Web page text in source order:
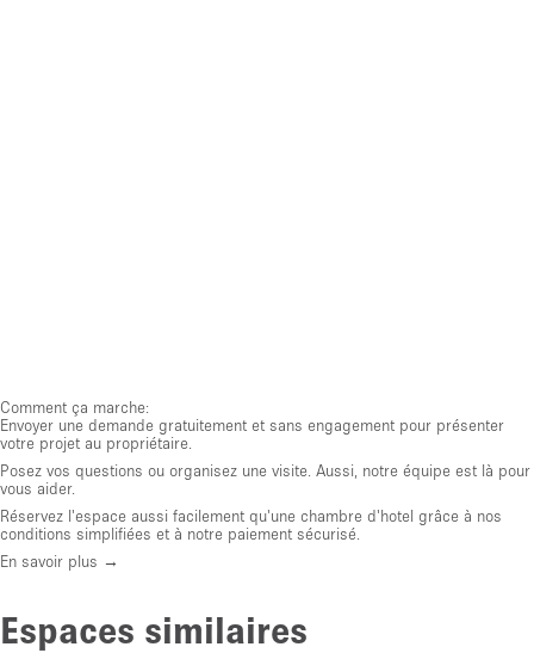
Comment ça marche:
Envoyer une demande gratuitement et sans engagement pour présenter
votre projet au propriétaire.
Posez vos questions ou organisez une visite. Aussi, notre équipe est là pour
vous aider.
Réservez l'espace aussi facilement qu'une chambre d'hotel grâce à nos
conditions simplifiées et à notre paiement sécurisé.
En savoir plus →
Espaces similaires